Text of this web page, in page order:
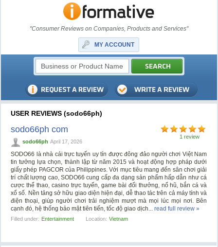
"Consumer Reviews on Companies, Products and Services"
MY ACCOUNT
USER REVIEWS (sodo66ph)
1 review
sodo66ph com
sodo66ph April 17, 2026
SODO66 là nhà cái trực tuyến uy tín được đông đảo người chơi Việt Nam
tin tưởng lựa chọn, thành lập từ năm 2015 và hoạt động hợp pháp dưới
giấy phép PAGCOR của Philippines. Với mục tiêu mang đến sân chơi giải
trí chất lượng cao, SODO66 cung cấp đa dạng sản phẩm hấp dẫn như cá
cược thể thao, casino trực tuyến, game bài đổi thưởng, nổ hũ, bắn cá và
xổ số. Nền tảng sở hữu giao diện hiện đại, dễ thao tác trên cả máy tính và
điện thoại, giúp người chơi trải nghiệm mượt mà mọi lúc mọi nơi. Bên
cạnh đó, hệ thống bảo mật tiên tiến, tốc độ giao dịch...read full review »
Filled under: Entertainment Location: Vietnam